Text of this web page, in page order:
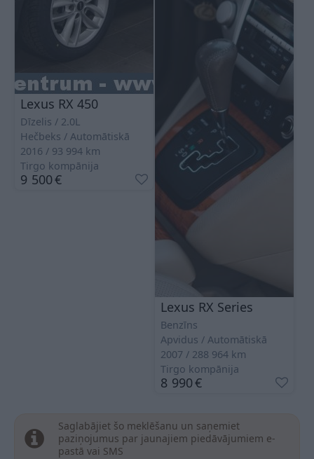
Lexus RX 450
Dīzelis
2.0L
Hečbeks
Automātiskā
2016
93 994 km
Tirgo kompānija
9 500€
Lexus RX Series
Benzīns
Apvidus
Automātiskā
2007
288 964 km
Tirgo kompānija
8 990€
Saglabājiet šo meklēšanu un saņemiet
paziņojumus par jaunajiem piedāvājumiem e-
pastā vai SMS